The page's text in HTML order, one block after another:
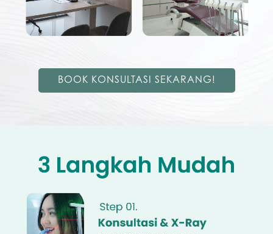
BOOK KONSULTASI SEKARANG!